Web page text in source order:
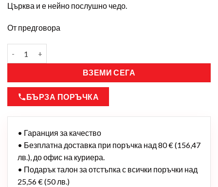
Църква и е нейно послушно чедо.
От предговора
ВЗЕМИ СЕГА
БЪРЗА ПОРЪЧКА
• Гаранция за качество
• Безплатна доставка при поръчка над 80 € (156,47
лв.), до офис на куриера.
• Подарък талон за отстъпка с всички поръчки над
25,56 € (50 лв.)